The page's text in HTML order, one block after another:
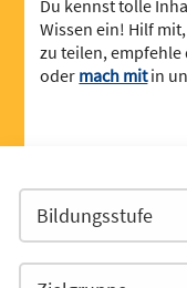
Du kennst tolle
Wissen ein! Hilf
zu teilen,
oder mach mitin